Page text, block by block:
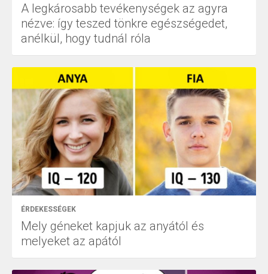
A legkárosabb tevékenységek az agyra
nézve: így teszed tönkre egészségedet,
anélkül, hogy tudnál róla
ÉRDEKESSÉGEK
Mely géneket kapjuk az anyától és
melyeket az apától